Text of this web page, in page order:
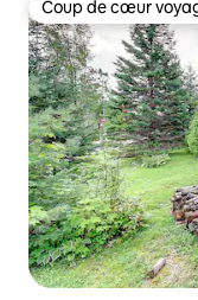
Coup de cœur
Coup de cœur